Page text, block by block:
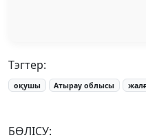
Тэгтер:
оқушы Атырау облысы
БӨЛІСУ: